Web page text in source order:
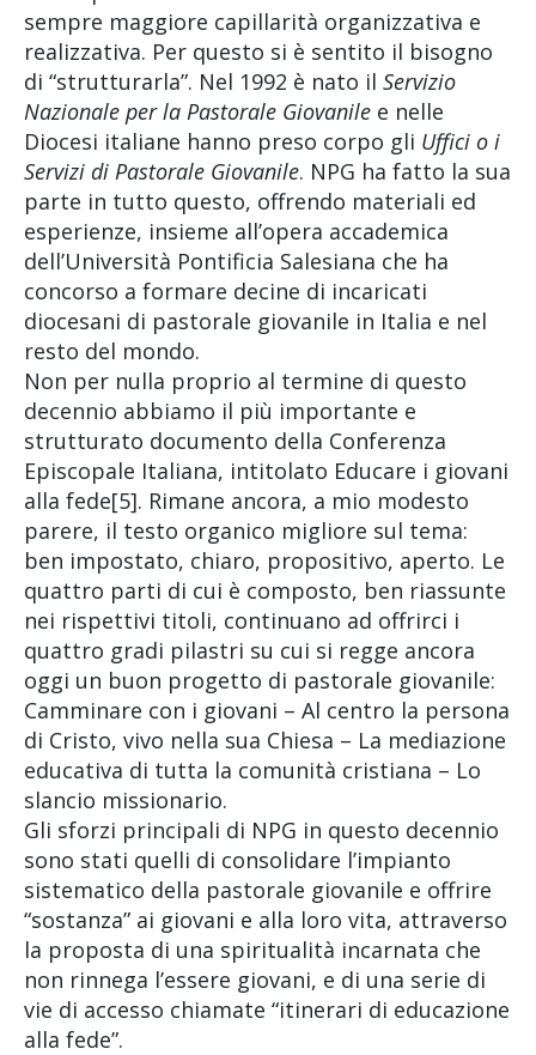
sempre maggiore capillarità organizzativa e
realizzativa. Per questo si è sentito il bisogno
di “strutturarla”. Nel 1992 è nato il Servizio
Nazionale per la Pastorale Giovanile e nelle
Diocesi italiane hanno preso corpo gli Uffici o i
Servizi di Pastorale Giovanile. NPG ha fatto la sua
parte in tutto questo, offrendo materiali ed
esperienze, insieme all’opera accademica
dell’Università Pontificia Salesiana che ha
concorso a formare decine di incaricati
diocesani di pastorale giovanile in Italia e nel
resto del mondo.
Non per nulla proprio al termine di questo
decennio abbiamo il più importante e
strutturato documento della Conferenza
Episcopale Italiana, intitolato Educare i giovani
alla fede[5]. Rimane ancora, a mio modesto
parere, il testo organico migliore sul tema:
ben impostato, chiaro, propositivo, aperto. Le
quattro parti di cui è composto, ben riassunte
nei rispettivi titoli, continuano ad offrirci i
quattro gradi pilastri su cui si regge ancora
oggi un buon progetto di pastorale giovanile:
Camminare con i giovani – Al centro la persona
di Cristo, vivo nella sua Chiesa – La mediazione
educativa di tutta la comunità cristiana – Lo
slancio missionario.
Gli sforzi principali di NPG in questo decennio
sono stati quelli di consolidare l’impianto
sistematico della pastorale giovanile e offrire
“sostanza” ai giovani e alla loro vita, attraverso
la proposta di una spiritualità incarnata che
non rinnega l’essere giovani, e di una serie di
vie di accesso chiamate “itinerari di educazione
alla fede”.